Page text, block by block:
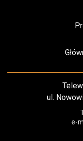
ul.
e-